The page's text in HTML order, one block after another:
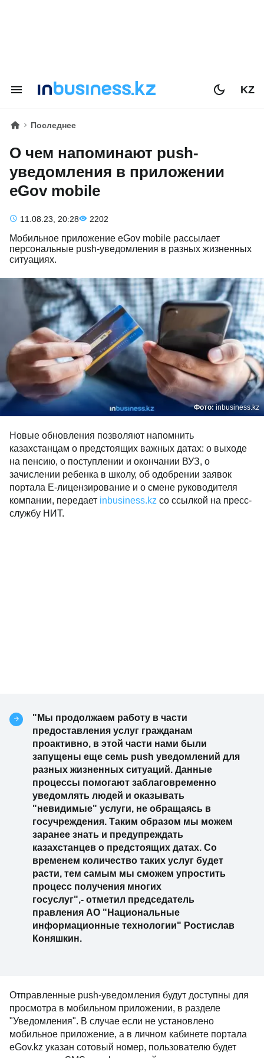
KZ
Последнее
О чем напоминают push-
уведомления в приложении
eGov mobile
11.08.23, 20:28 2202
Мобильное приложение eGov mobile рассылает
персональные push-уведомления в разных жизненных
ситуациях.
Фото: inbusiness.kz
Новые обновления позволяют напомнить
казахстанцам о предстоящих важных датах: о выходе
на пенсию, о поступлении и окончании ВУЗ, о
зачислении ребенка в школу, об одобрении заявок
портала Е-лицензирование и о смене руководителя
компании, передает inbusiness.kz со ссылкой на пресс-
службу НИТ.
"Мы продолжаем работу в части
предоставления услуг гражданам
проактивно, в этой части нами были
запущены еще семь push уведомлений для
разных жизненных ситуаций. Данные
процессы помогают заблаговременно
уведомлять людей и оказывать
"невидимые" услуги, не обращаясь в
госучреждения. Таким образом мы можем
заранее знать и предупреждать
казахстанцев о предстоящих датах. Со
временем количество таких услуг будет
расти, тем самым мы сможем упростить
процесс получения многих
госуслуг",- отметил председатель
правления АО "Национальные
информационные технологии" Ростислав
Коняшкин.
Отправленные push-уведомления будут доступны для
просмотра в мобильном приложении, в разделе
"Уведомления". В случае если не установлено
мобильное приложение, а в личном кабинете портала
eGov.kz указан сотовый номер, пользователю будет